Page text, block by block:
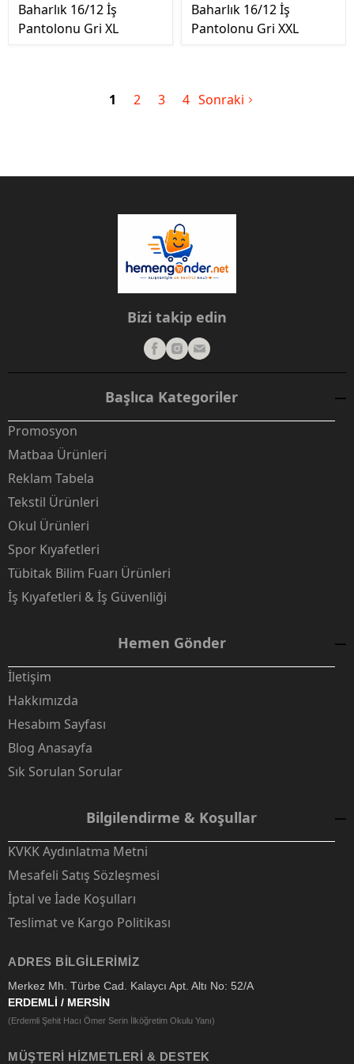
Baharlık 16/12 İş
Pantolonu Gri XL
Baharlık 16/12 İş
Pantolonu Gri XXL
1 2 3 4 Sonraki
Bizi takip edin
Başlıca Kategoriler
Promosyon
Matbaa Ürünleri
Reklam Tabela
Tekstil Ürünleri
Okul Ürünleri
Spor Kıyafetleri
Tübitak Bilim Fuarı Ürünleri
İş Kıyafetleri & İş Güvenliği
Hemen Gönder
İletişim
Hakkımızda
Hesabım Sayfası
Blog Anasayfa
Sık Sorulan Sorular
Bilgilendirme & Koşullar
KVKK Aydınlatma Metni
Mesafeli Satış Sözleşmesi
İptal ve İade Koşulları
Teslimat ve Kargo Politikası
ADRES BILGILERIMIZ
Merkez Mh. Türbe Cad. Kalaycı Apt. Altı No: 52/A
ERDEMLİ / MERSİN
(Erdemli Şehit Hacı Ömer Serin İlköğretim Okulu Yanı)
MÜŞTERI HIZMETLERI & DESTEK